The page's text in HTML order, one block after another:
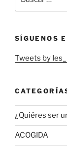
por:
SÍGUENOS
Tweets by
¿Quiéres ser
ACOGIDA